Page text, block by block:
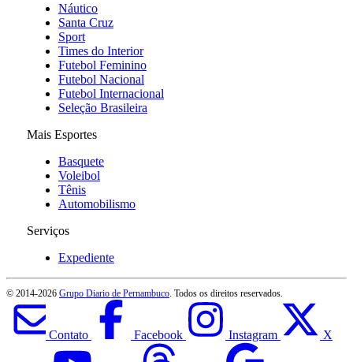
Náutico
Santa Cruz
Sport
Times do Interior
Futebol Feminino
Futebol Nacional
Futebol Internacional
Seleção Brasileira
Mais Esportes
Basquete
Voleibol
Tênis
Automobilismo
Serviços
Expediente
© 2014-2026 Grupo Diario de Pernambuco . Todos os direitos reservados.
Contato Facebook Instagram X